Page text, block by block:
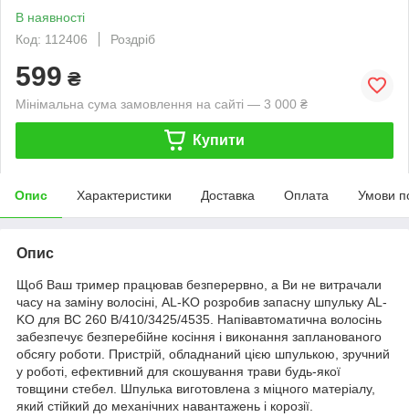
В наявності
Код: 112406
Роздріб
599 ₴
Мінімальна сума замовлення на сайті — 3 000 ₴
Купити
Опис Характеристики Доставка Оплата Умови
Опис
Щоб Ваш тример працював безперервно, а Ви не витрачали
часу на заміну волосіні, AL-KO розробив запасну шпульку AL-
KO для BC 260 B/410/3425/4535. Напівавтоматична волосінь
забезпечує безперебійне косіння і виконання запланованого
обсягу роботи. Пристрій, обладнаний цією шпулькою, зручний
у роботі, ефективний для скошування трави будь-якої
товщини стебел. Шпулька виготовлена з міцного матеріалу,
який стійкий до механічних навантажень і корозії.